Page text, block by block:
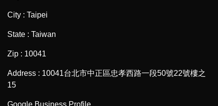
City : Taipei
State : Taiwan
Zip : 10041
Address : 10041台北市中正區忠孝西路一段50號22號樓之
15
Google Business Profile